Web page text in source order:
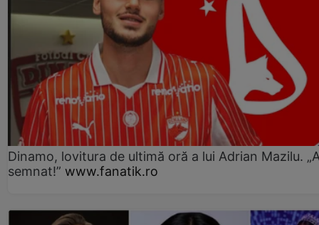
Dinamo, lovitura de ultimă oră a lui Adrian Mazilu.
semnat!” www.fanatik.ro